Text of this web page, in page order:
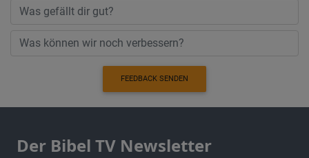
FEEDBACK SENDEN
Der Bibel TV Newsletter